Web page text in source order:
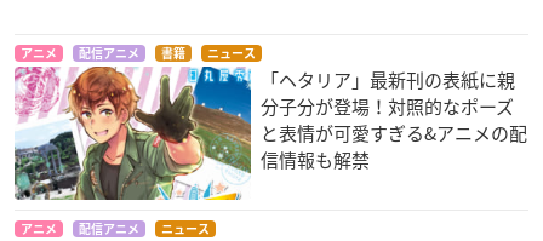
アニメ 配信アニメ 書籍 ニュース
「ヘタリア」最新刊の表紙に親
分子分が登場！対照的なポーズ
と表情が可愛すぎる&アニメの配
信情報も解禁
アニメ 配信アニメ ニュース